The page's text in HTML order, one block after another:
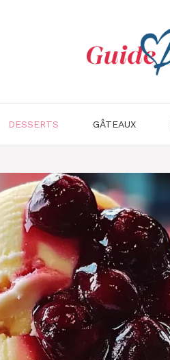
DESSERTS GÂTEAUX